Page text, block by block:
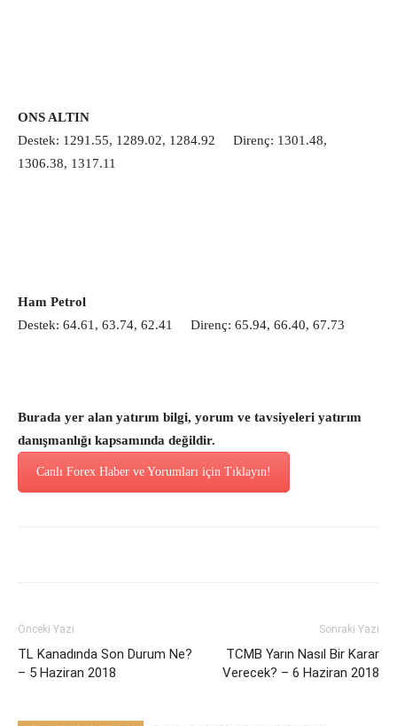
ONS ALTIN
Destek: 1291.55, 1289.02, 1284.92 Direnç: 1301.48,
1306.38, 1317.11
Ham Petrol
Destek: 64.61, 63.74, 62.41 Direnç: 65.94, 66.40, 67.73
Burada yer alan yatırım bilgi, yorum ve tavsiyeleri yatırım
danışmanlığı kapsamında değildir.
Canlı Forex Haber ve Yorumları için Tıklayın!
Önceki Yazı
TL Kanadında Son Durum Ne?
– 5 Haziran 2018
Sonraki Yazı
TCMB Yarın Nasıl Bir Karar
Verecek? – 6 Haziran 2018